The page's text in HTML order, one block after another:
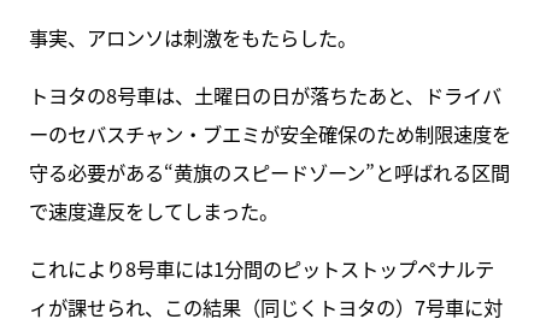
事実、アロンソは刺激をもたらした。
トヨタの8号車は、土曜日の日が落ちたあと、ドライバ
ーのセバスチャン・ブエミが安全確保のため制限速度を
守る必要がある“黄旗のスピードゾーン”と呼ばれる区間
で速度違反をしてしまった。
これにより8号車には1分間のピットストップペナルテ
ィが課せられ、この結果（同じくトヨタの）7号車に対